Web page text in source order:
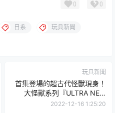
0 0
日系 玩具新聞
玩具新聞
首集登場的超古代怪獸現身！
大怪獸系列『ULTRA NEW
GENERATION 超人力霸王迪
2022-12-16 1:25:20